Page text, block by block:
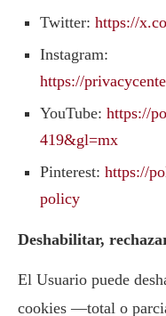
Twitter: https://
Instagram:
https://
YouTube: https://
419&gl=mx
Pinterest: https://
policy
Deshabilitar,
El Usuario puede
cookies —total o